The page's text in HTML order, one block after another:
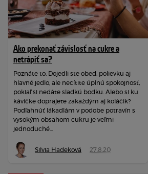
Ako prekonať závislosť na cukre a
netrápiť sa?
Poznáte to. Dojedli ste obed, polievku aj
hlavné jedlo, ale necítite úplnú spokojnosť,
pokiaľ si nedáte sladkú bodku. Alebo si ku
kávičke doprajete zakaždým aj koláčik?
Podľahnúť lákadlám v podobe potravín s
vysokým obsahom cukru je veľmi
jednoduché...
Silvia Hadeková 27.8.20